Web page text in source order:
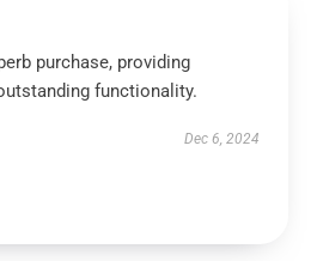
purchase, providing
functionality.
Dec 6, 2024